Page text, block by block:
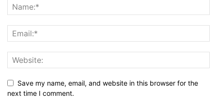
Save my name, email, and website in this browser for the
next time I comment.